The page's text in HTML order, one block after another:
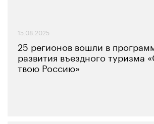
15.08.2025
25 регионов вошли в
развития въездного туризма
твою Россию»